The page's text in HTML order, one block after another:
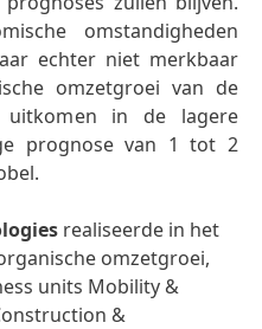
omstandigheden
echter niet merkbaar
omzetgroei van de
uitkomen in de lagere
prognose van 1 tot 2
realiseerde in het
omzetgroei,
units Mobility &
&